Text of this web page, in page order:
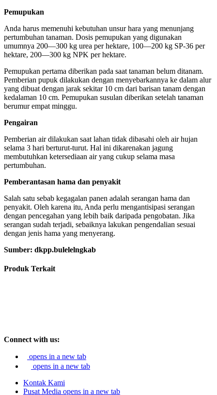
Pemupukan
Anda harus memenuhi kebutuhan unsur hara yang menunjang
pertumbuhan tanaman. Dosis pemupukan yang digunakan
umumnya 200—300 kg urea per hektare, 100—200 kg SP-36 per
hektare, 200—300 kg NPK per hektare.
Pemupukan pertama diberikan pada saat tanaman belum ditanam.
Pemberian pupuk dilakukan dengan menyebarkannya ke dalam alur
yang dibuat dengan jarak sekitar 10 cm dari barisan tanam dengan
kedalaman 10 cm. Pemupukan susulan diberikan setelah tanaman
berumur empat minggu.
Pengairan
Pemberian air dilakukan saat lahan tidak dibasahi oleh air hujan
selama 3 hari berturut-turut. Hal ini dikarenakan jagung
membutuhkan ketersediaan air yang cukup selama masa
pertumbuhan.
Pemberantasan hama dan penyakit
Salah satu sebab kegagalan panen adalah serangan hama dan
penyakit. Oleh karena itu, Anda perlu mengantisipasi serangan
dengan pencegahan yang lebih baik daripada pengobatan. Jika
serangan sudah terjadi, sebaiknya lakukan pengendalian sesuai
dengan jenis hama yang menyerang.
Sumber: dkpp.bulelelngkab
Produk Terkait
Connect with us:
opens in a new tab
opens in a new tab
Kontak Kami
Pusat Media opens in a new tab